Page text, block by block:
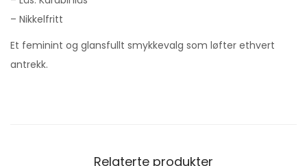
– Nikkelfritt
Et feminint og glansfullt smykkevalg som løfter ethvert
antrekk.
Relaterte produkter